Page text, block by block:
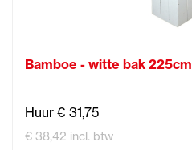
Bamboe - witte bak 225cm
Huur € 31,75
€ 38,42 incl. btw